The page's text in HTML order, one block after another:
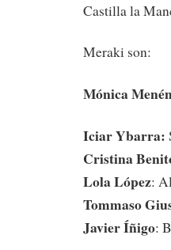
Castilla la
Meraki son:
Mónica
Iciar Ybarra:
Cristina
Lola López:
Tommaso
Javier Íñigo: